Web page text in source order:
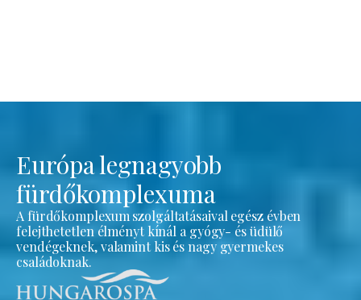
Európa legnagyobb
fürdőkomplexuma
A fürdőkomplexum szolgáltatásaival egész évben
felejthetetlen élményt kínál a gyógy- és üdülő
vendégeknek, valamint kis és nagy gyermekes
családoknak.